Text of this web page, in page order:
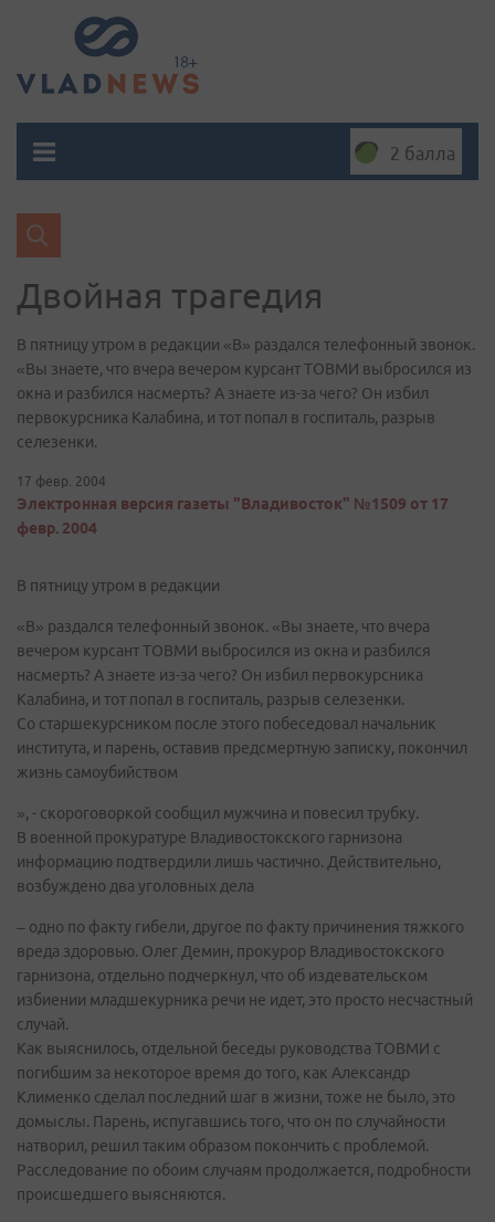
2 балла
Двойная трагедия
В пятницу утром в редакции «В» раздался телефонный звонок.
«Вы знаете, что вчера вечером курсант ТОВМИ выбросился из
окна и разбился насмерть? А знаете из-за чего? Он избил
первокурсника Калабина, и тот попал в госпиталь, разрыв
селезенки.
17 февр. 2004
Электронная версия газеты "Владивосток" №1509 от 17
февр. 2004
В пятницу утром в редакции
«В» раздался телефонный звонок. «Вы знаете, что вчера
вечером курсант ТОВМИ выбросился из окна и разбился
насмерть? А знаете из-за чего? Он избил первокурсника
Калабина, и тот попал в госпиталь, разрыв селезенки.
Со старшекурсником после этого побеседовал начальник
института, и парень, оставив предсмертную записку, покончил
жизнь самоубийством
», - скороговоркой сообщил мужчина и повесил трубку.
В военной прокуратуре Владивостокского гарнизона
информацию подтвердили лишь частично. Действительно,
возбуждено два уголовных дела
– одно по факту гибели, другое по факту причинения тяжкого
вреда здоровью. Олег Демин, прокурор Владивостокского
гарнизона, отдельно подчеркнул, что об издевательском
избиении младшекурника речи не идет, это просто несчастный
случай.
Как выяснилось, отдельной беседы руководства ТОВМИ с
погибшим за некоторое время до того, как Александр
Клименко сделал последний шаг в жизни, тоже не было, это
домыслы. Парень, испугавшись того, что он по случайности
натворил, решил таким образом покончить с проблемой.
Расследование по обоим случаям продолжается, подробности
происшедшего выясняются.